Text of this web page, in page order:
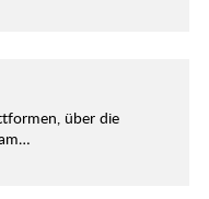
über die